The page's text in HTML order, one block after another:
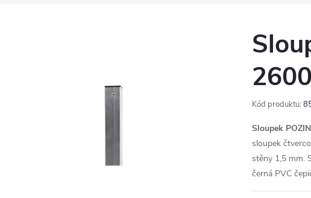
Kód produktu:
Sloupek
sloupek
stěny 1,5 mm.
černá PVC